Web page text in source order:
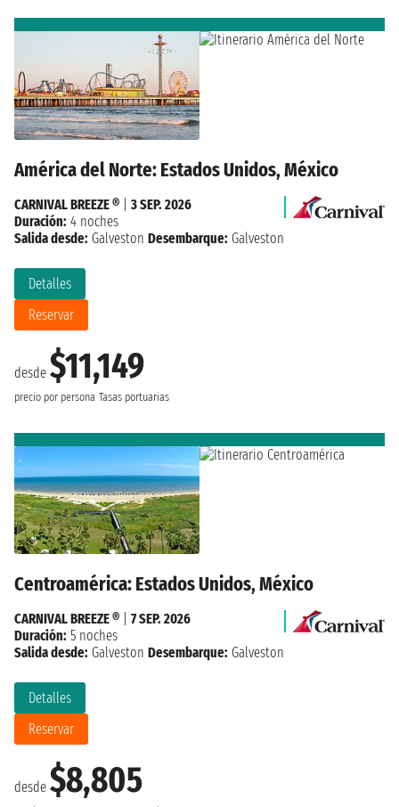
América del Norte: Estados Unidos, México
desde $11,149
precio por persona Tasas portuarias
Detalles
Reservar
CARNIVAL BREEZE ®
3 SEP. 2026
Duración: 4 noches
Salida desde: Galveston Desembarque: Galveston
Centroamérica: Estados Unidos, México
desde $8,805
Detalles
Reservar
CARNIVAL BREEZE ®
7 SEP. 2026
Duración: 5 noches
Salida desde: Galveston Desembarque: Galveston